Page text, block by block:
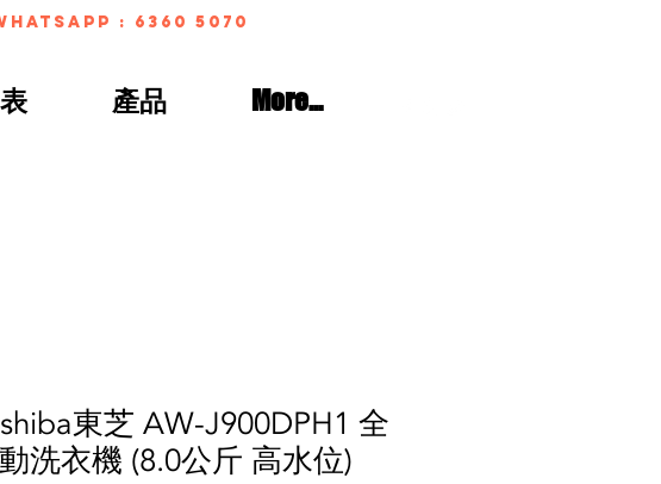
產品 More...
whatsapp : 6360 5070
東芝 AW-J900DPH1 全
洗衣機 (8.0公斤 高水位)